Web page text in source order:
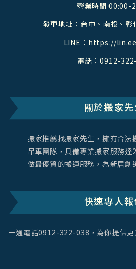
關於搬家
搬家推薦找搬家先生，擁有合法
吊車團隊，具備專業搬家服務達
做最優質的搬運服務，為新居創
快速專人報
一通電話0912-322-038 ，為你提供
營業時間 00:00-
發車地址：台中、南投、彰
LINE： https://
電話： 0912-